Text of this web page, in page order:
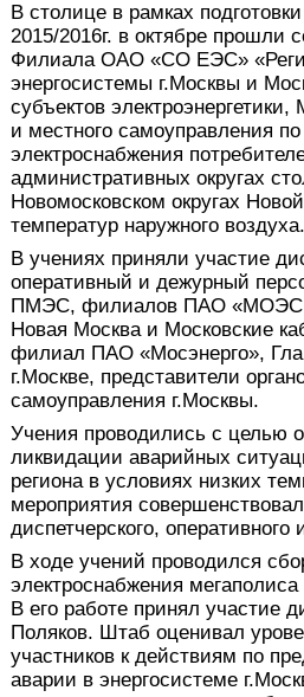
В столице в рамках
2015/2016г. в октябре прошли
Филиала ОАО «СО ЕЭС»
энергосистемы г.Москвы и
субъектов
и местного самоуправления
электроснабжения
административных округах
Новомосковском округах
температур наружного
В учениях приняли участие
оперативный и дежурный
ПМЭС, филиалов ПАО
Новая Москва и Московские
филиал ПАО «Мосэнерго»,
г.Москве, представители
самоуправления г.Москвы.
Учения проводились с целью
ликвидации аварийных
региона в условиях низких
мероприятия
диспетчерского,
В ходе учений проводился
электроснабжения
В его работе принял участие
Поляков. Штаб оценивал
участников к действиям по
аварии в энергосистеме